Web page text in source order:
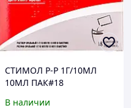
СТИМОЛ Р-Р 1Г/10МЛ
10МЛ ПАК#18
В наличии